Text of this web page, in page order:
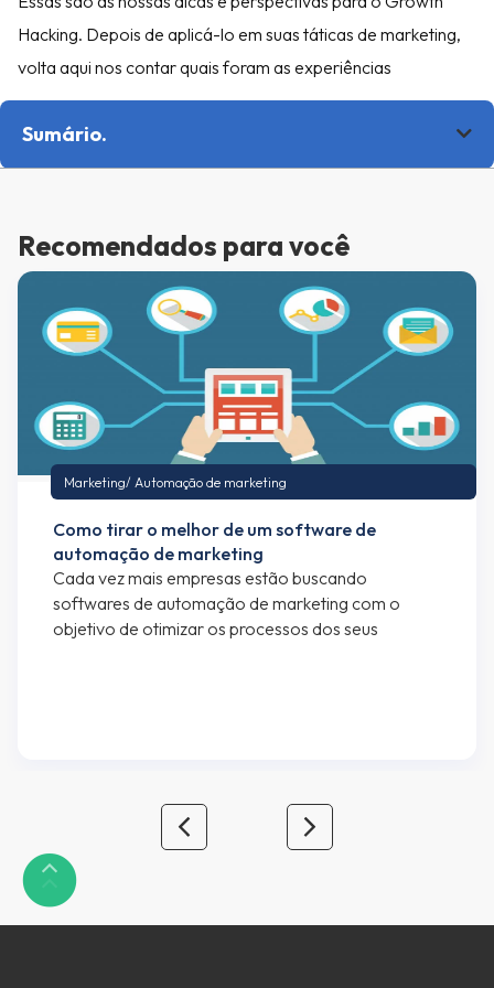
Hacking. Depois de aplicá-lo em suas táticas de marketing,
volta aqui nos contar quais foram as experiências
Sumário.
Recomendados para você
Marketing/ Automação de marketing
Como tirar o melhor de um software de
automação de marketing
Cada vez mais empresas estão buscando
softwares de automação de marketing com o
objetivo de otimizar os processos dos seus